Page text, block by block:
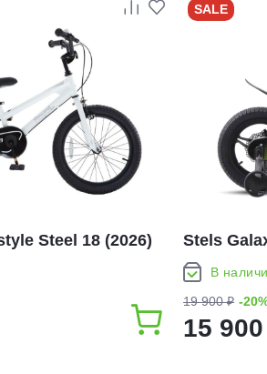
Steel 18 (2026)
SALE
Stels
В
19 900 ₽ -
15